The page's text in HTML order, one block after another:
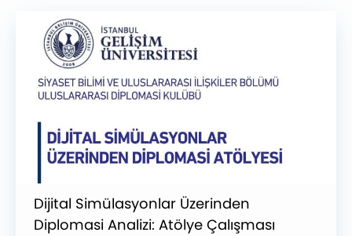
Dijital Simülasyonlar Üzerinden
Diplomasi Analizi: Atölye Çalışması